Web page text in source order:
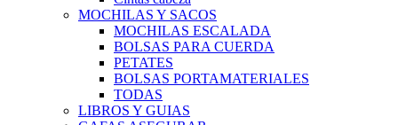
MOCHILAS Y SACOS
MOCHILAS ESCALADA
BOLSAS PARA CUERDA
PETATES
BOLSAS PORTAMATERIALES
TODAS
LIBROS Y GUIAS